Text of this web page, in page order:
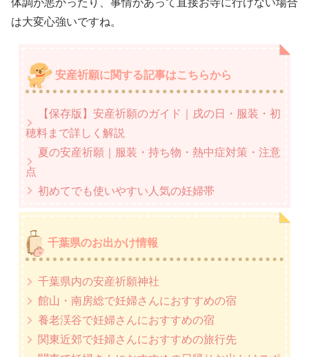
体調が悪かったり、事情があって直接お寺に行けない場合
は大変心強いですね。
安産祈願に関する記事はこちらから
【保存版】安産祈願のガイド｜戌の日・服装・初
穂料まで詳しく解説
夏の安産祈願｜服装・持ち物・熱中症対策・注意
点
初めてでも使いやすい人気の妊婦帯
千葉県のお出かけ情報
千葉県内の安産祈願神社
館山・南房総で妊婦さんにおすすめの宿
養老渓谷で妊婦さんにおすすめの宿
関東近郊で妊婦さんにおすすめの旅行先